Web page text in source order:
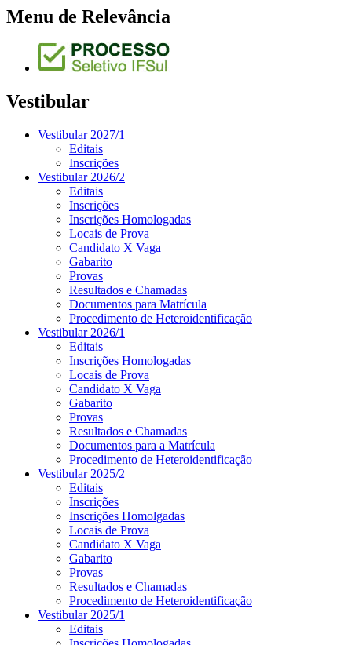
Menu de Relevância
Vestibular
Vestibular 2027/1
Editais
Inscrições
Vestibular 2026/2
Editais
Inscrições
Inscrições Homologadas
Locais de Prova
Candidato X Vaga
Gabarito
Provas
Resultados e Chamadas
Documentos para Matrícula
Procedimento de Heteroidentificação
Vestibular 2026/1
Editais
Inscrições Homologadas
Locais de Prova
Candidato X Vaga
Gabarito
Provas
Resultados e Chamadas
Documentos para a Matrícula
Procedimento de Heteroidentificação
Vestibular 2025/2
Editais
Inscrições
Inscrições Homolgadas
Locais de Prova
Candidato X Vaga
Gabarito
Provas
Resultados e Chamadas
Procedimento de Heteroidentificação
Vestibular 2025/1
Editais